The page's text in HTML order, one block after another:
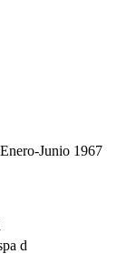
Junio 1967
d